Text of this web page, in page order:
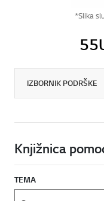
*Slika
IZBORNIK PODRŠKE
Knjižnica
TEMA